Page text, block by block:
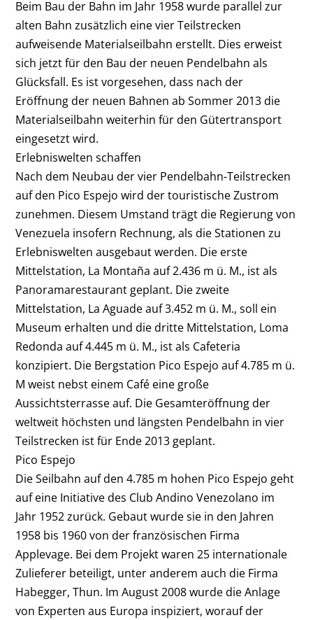
Beim Bau der Bahn im Jahr 1958 wurde parallel zur
alten Bahn zusätzlich eine vier Teilstrecken
aufweisende Materialseilbahn erstellt. Dies erweist
sich jetzt für den Bau der neuen Pendelbahn als
Glücksfall. Es ist vorgesehen, dass nach der
Eröffnung der neuen Bahnen ab Sommer 2013 die
Materialseilbahn weiterhin für den Gütertransport
eingesetzt wird.
Erlebniswelten schaffen
Nach dem Neubau der vier Pendelbahn-Teilstrecken
auf den Pico Espejo wird der touristische Zustrom
zunehmen. Diesem Umstand trägt die Regierung von
Venezuela insofern Rechnung, als die Stationen zu
Erlebniswelten ausgebaut werden. Die erste
Mittelstation, La Montaña auf 2.436 m ü. M., ist als
Panoramarestaurant geplant. Die zweite
Mittelstation, La Aguade auf 3.452 m ü. M., soll ein
Museum erhalten und die dritte Mittelstation, Loma
Redonda auf 4.445 m ü. M., ist als Cafeteria
konzipiert. Die Bergstation Pico Espejo auf 4.785 m ü.
M weist nebst einem Café eine große
Aussichtsterrasse auf. Die Gesamteröffnung der
weltweit höchsten und längsten Pendelbahn in vier
Teilstrecken ist für Ende 2013 geplant.
Pico Espejo
Die Seilbahn auf den 4.785 m hohen Pico Espejo geht
auf eine Initiative des Club Andino Venezolano im
Jahr 1952 zurück. Gebaut wurde sie in den Jahren
1958 bis 1960 von der französischen Firma
Applevage. Bei dem Projekt waren 25 internationale
Zulieferer beteiligt, unter anderem auch die Firma
Habegger, Thun. Im August 2008 wurde die Anlage
von Experten aus Europa inspiziert, worauf der